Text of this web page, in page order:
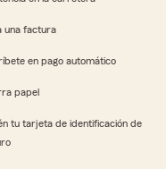
una factura
en pago automático
papel
tu tarjeta de identificación de